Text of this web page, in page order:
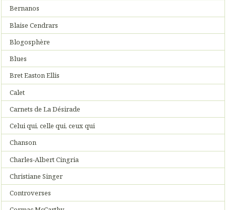
Bernanos
Blaise Cendrars
Blogosphère
Blues
Bret Easton Ellis
Calet
Carnets de La Désirade
Celui qui, celle qui, ceux qui
Chanson
Charles-Albert Cingria
Christiane Singer
Controverses